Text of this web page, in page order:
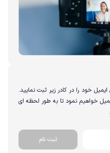
خود را در کادر زیر ثبت نمایید.
خواهیم نمود تا به طور لحظه ای
ثبت نام